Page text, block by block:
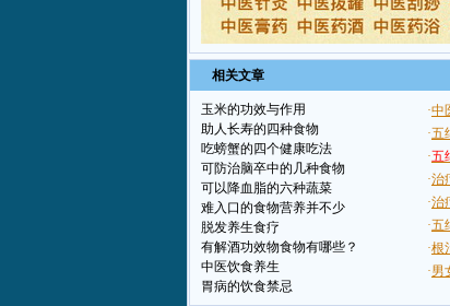
相关文章
玉米的功效与作用
助人长寿的四种食物
吃螃蟹的四个健康吃法
可防治脑卒中的几种食物
可以降血脂的六种蔬菜
难入口的食物营养并不少
脱发养生食疗
有解酒功效物食物有哪些？
中医饮食养生
胃病的饮食禁忌